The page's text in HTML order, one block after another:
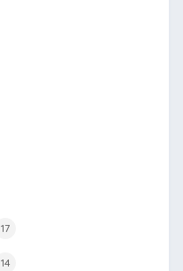
17
14